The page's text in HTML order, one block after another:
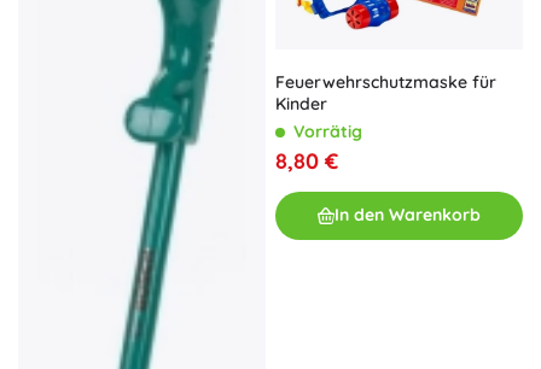
Feuerwehrschutzmaske für
Kinder
Vorrätig
8,80 €
In den Warenkorb